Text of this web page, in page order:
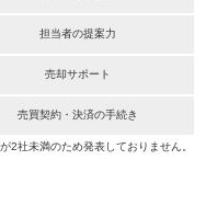
担当者の提案力
売却サポート
売買契約・決済の手続き
2社未満のため発表しておりません。